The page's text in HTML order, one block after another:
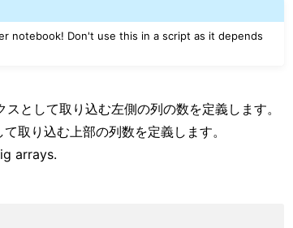
notebook! Don't use this in a script as it depends
として取り込む左側の列の数を定義します。
取り込む上部の列数を定義します。
arrays.